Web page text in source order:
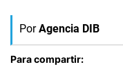
Por Agencia DIB
Para compartir: